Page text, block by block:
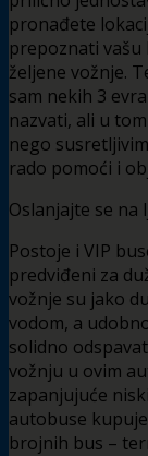
pronađete
prepoznati vašu
željene vožnje.
sam nekih 3
nazvati, ali u
nego
rado pomoći i
Oslanjajte se na
Postoje i VIP
predviđeni za
vožnje su jako
vodom, a
solidno
vožnju u ovim
zapanjujuće
autobuse
brojnih bus –